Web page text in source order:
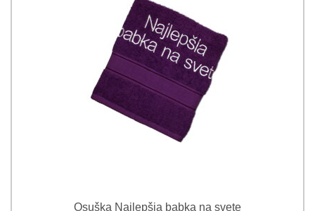
Osuška Najlepšia babka na svete